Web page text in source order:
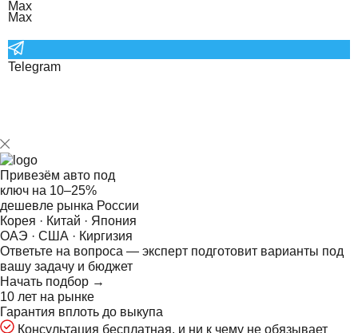
Max
Telegram
Привезём авто под
ключ на 10–25%
дешевле рынка России
Корея · Китай · Япония
ОАЭ · США · Киргизия
Ответьте на вопроса — эксперт подготовит варианты под
вашу задачу и бюджет
Начать подбор →
10 лет на рынке
Гарантия вплоть до выкупа
Консультация бесплатная, и ни к чему не обязывает